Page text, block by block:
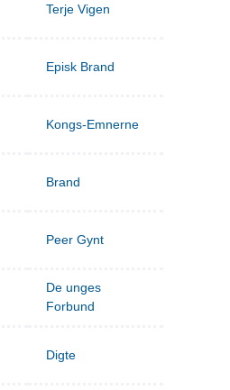
Terje Vigen
Episk Brand
Kongs-Emnerne
Brand
Peer Gynt
De unges
Forbund
Digte